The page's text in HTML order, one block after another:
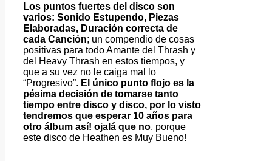
Los puntos fuertes del disco son
varios: Sonido Estupendo, Piezas
Elaboradas, Duración correcta de
cada Canción; un compendio de cosas
positivas para todo Amante del Thrash y
del Heavy Thrash en estos tiempos, y
que a su vez no le caiga mal lo
“Progresivo”. El único punto flojo es la
pésima decisión de tomarse tanto
tiempo entre disco y disco, por lo visto
tendremos que esperar 10 años para
otro álbum así! ojalá que no, porque
este disco de Heathen es Muy Bueno!